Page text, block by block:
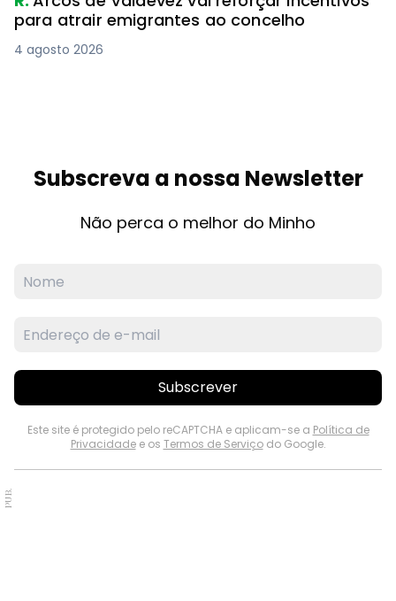
para atrair emigrantes ao concelho
4 agosto 2026
Subscreva a nossa Newsletter
Não perca o melhor do Minho
Subscrever
Este site é protegido pelo reCAPTCHA e aplicam-se a Política de
Privacidadee os Termos de Serviçodo Google.
PUB.